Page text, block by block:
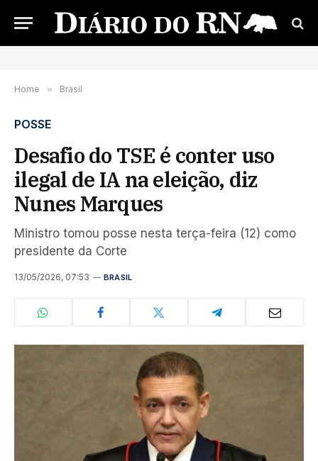
Home » Brasil
POSSE
Desafio do TSE é conter uso
ilegal de IA na eleição, diz
Nunes Marques
Ministro tomou posse nesta terça-feira (12) como
presidente da Corte
13/05/2026, 07:53 BRASIL